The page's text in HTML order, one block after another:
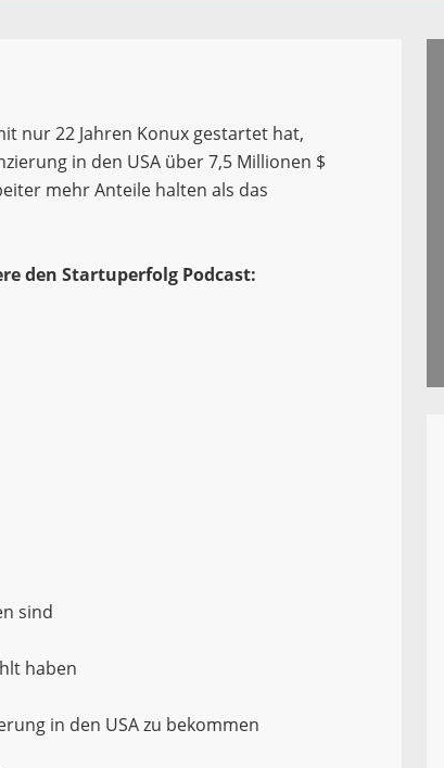
nur 22 Jahren Konux gestartet hat,
in den USA über 7,5 Millionen $
mehr Anteile halten als das
den Startuperfolg Podcast:
sind
haben
in den USA zu bekommen